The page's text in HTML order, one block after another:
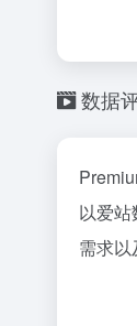
数据
以爱
需求